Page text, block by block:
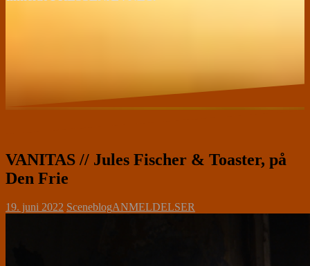
VANITAS // Jules Fischer & Toaster, på
Den Frie
19. juni 2022 SceneblogANMELDELSER